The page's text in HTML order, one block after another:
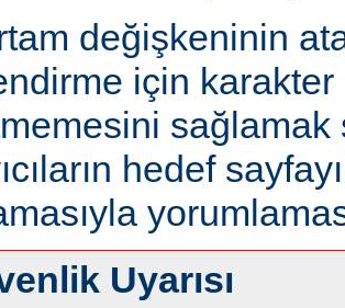
değişkeninin
için karakter
sağlamak
hedef
Uyarısı